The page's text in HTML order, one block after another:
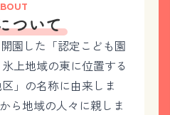
ついて
園した「認定こども園
上地域の東に位置する
」の名称に由来しま
ら地域の人々に親しま